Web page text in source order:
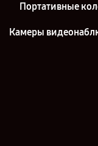
Портативные
Камеры